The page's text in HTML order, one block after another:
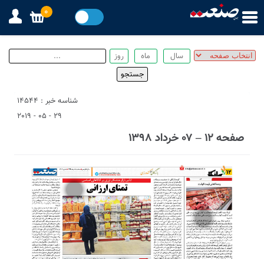
شناسه خبر : 14544
29 - 05 - 2019
صفحه ۱۲ – ۰۷ خرداد ۱۳۹۸
4
0